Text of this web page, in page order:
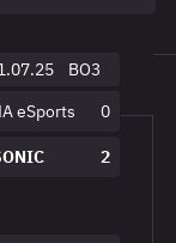
BO3
eSports
0
2